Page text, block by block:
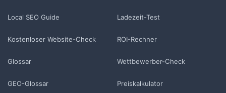
Local SEO Guide
Kostenloser Website-Check
Glossar
GEO-Glossar
Ladezeit-Test
ROI-Rechner
Wettbewerber-Check
Preiskalkulator